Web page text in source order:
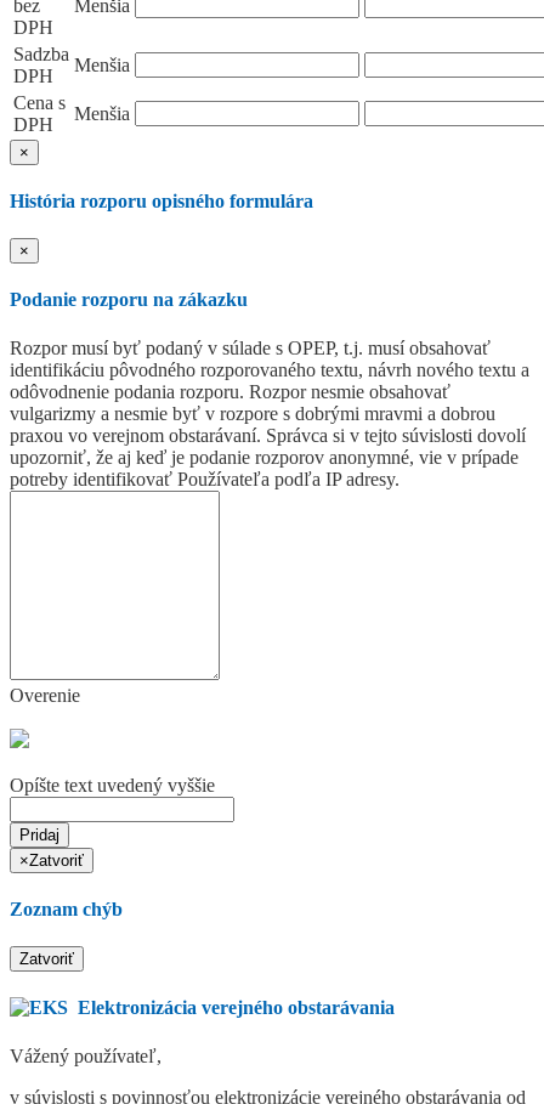
bez
DPH
Menšia
Sadzba
DPH
Menšia
Cena s
DPH
Menšia
×
História rozporu opisného formulára
×
Podanie rozporu na zákazku
Rozpor musí byť podaný v súlade s OPEP, t.j. musí obsahovať
identifikáciu pôvodného rozporovaného textu, návrh nového textu a
odôvodnenie podania rozporu. Rozpor nesmie obsahovať
vulgarizmy a nesmie byť v rozpore s dobrými mravmi a dobrou
praxou vo verejnom obstarávaní. Správca si v tejto súvislosti dovolí
upozorniť, že aj keď je podanie rozporov anonymné, vie v prípade
potreby identifikovať Používateľa podľa IP adresy.
Overenie
Opíšte text uvedený vyššie
Pridaj
×Zatvoriť
Zoznam chýb
Zatvoriť
Elektronizácia verejného obstarávania
Vážený používateľ,
v súvislosti s povinnosťou elektronizácie verejného obstarávania od